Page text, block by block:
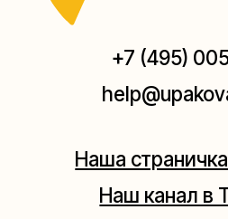
Москва, ул.Плющиха, дом 42
(как пройти)
Мастерская на Плющихе
+7 (980) 495-03-13